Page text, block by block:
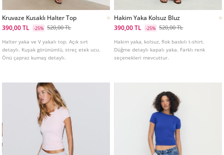
Kruvaze Kusaklı Halter Top
390,00 TL
-25% 520,00 TL
Halter yaka ve V yakalı top. Açık sırt
detaylı. Kuşak görünümlü, streç etek ucu.
Önü çapraz kumaş detaylı.
Hakim Yaka Kolsuz Bluz
390,00 TL
-25% 520,00 TL
Hakim yaka, kolsuz, flok baskılı t-shirt.
Düğme detaylı kapalı yaka. Farklı renk
seçenekleri mevcuttur.